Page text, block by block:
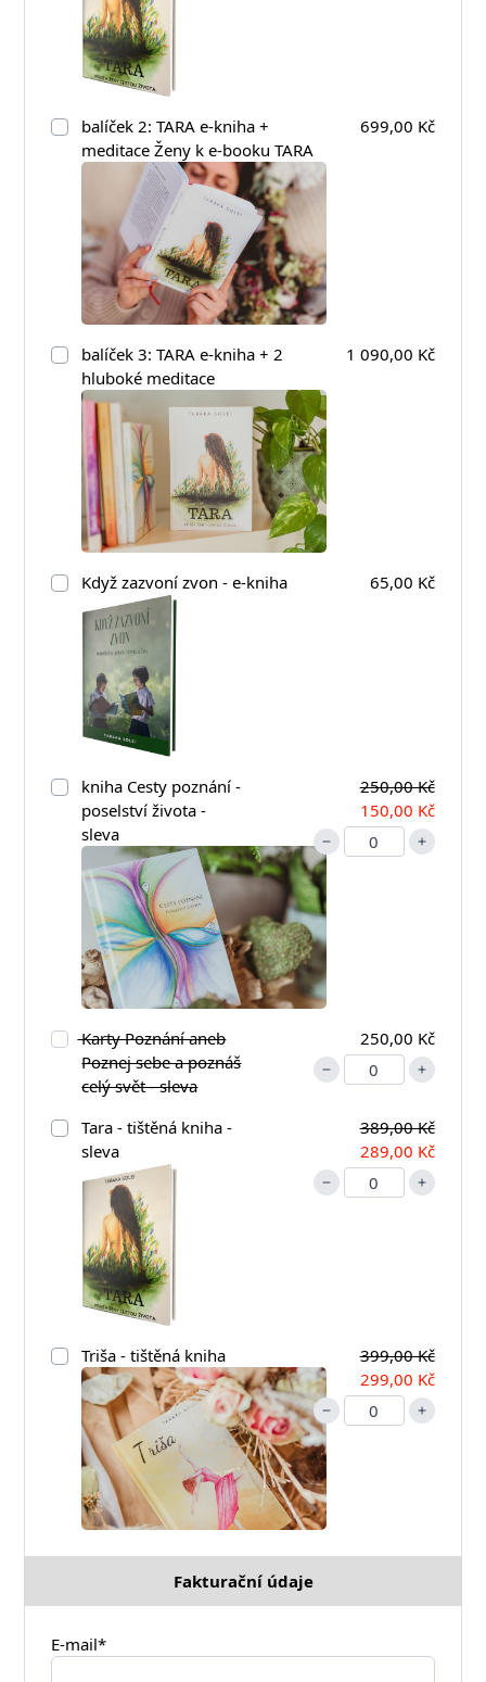
balíček 2: TARA e-kniha +
meditace Ženy k e-booku TARA
699,00 Kč
balíček 3: TARA e-kniha + 2
hluboké meditace
1 090,00 Kč
Když zazvoní zvon - e-kniha 65,00 Kč
kniha Cesty poznání -
poselství života -
sleva
250,00 Kč
150,00 Kč
Karty Poznání aneb
Poznej sebe a poznáš
celý svět - sleva
250,00 Kč
Tara - tištěná kniha -
sleva
389,00 Kč
289,00 Kč
Triša - tištěná kniha
399,00 Kč
299,00 Kč
Fakturační údaje
E-mail*